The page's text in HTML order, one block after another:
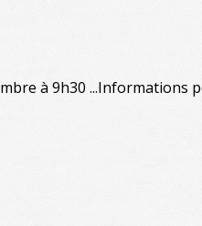
à 9h30